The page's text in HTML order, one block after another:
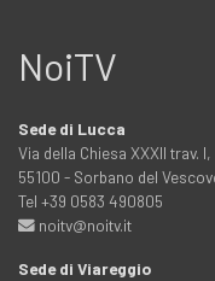
NoiTV
Sede di Lucca
Via della Chiesa XXXII trav. I,
55100 - Sorbano del
Tel +39 0583 490805
noitv@noitv.it
Sede di Viareggio